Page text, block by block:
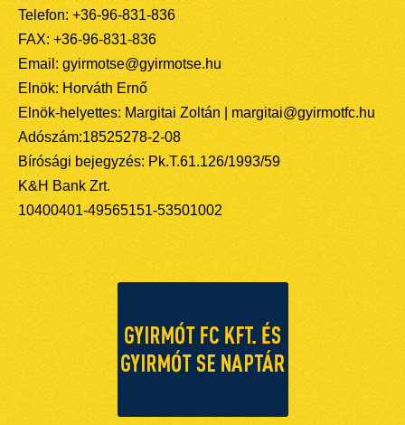
Telefon: +36-96-831-836
FAX: +36-96-831-836
Email: gyirmotse@gyirmotse.hu
Elnök: Horváth Ernő
Elnök-helyettes: Margitai Zoltán | margitai@gyirmotfc.hu
Adószám:18525278-2-08
Bírósági bejegyzés: Pk.T.61.126/1993/59
K&H Bank Zrt.
10400401-49565151-53501002